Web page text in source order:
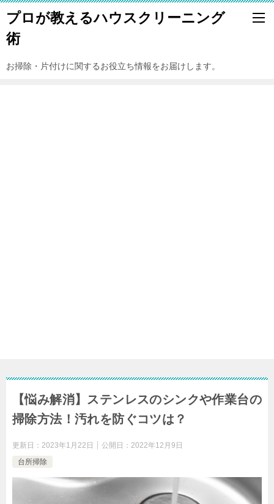
プロが教えるハウスクリーニング
術
お掃除・片付けに関するお役立ち情報をお届けします。
【悩み解消】ステンレスのシンクや作業台の
掃除方法！汚れを防ぐコツは？
更新日： 2023年1月22日 公開日： 2022年12月9日
台所掃除